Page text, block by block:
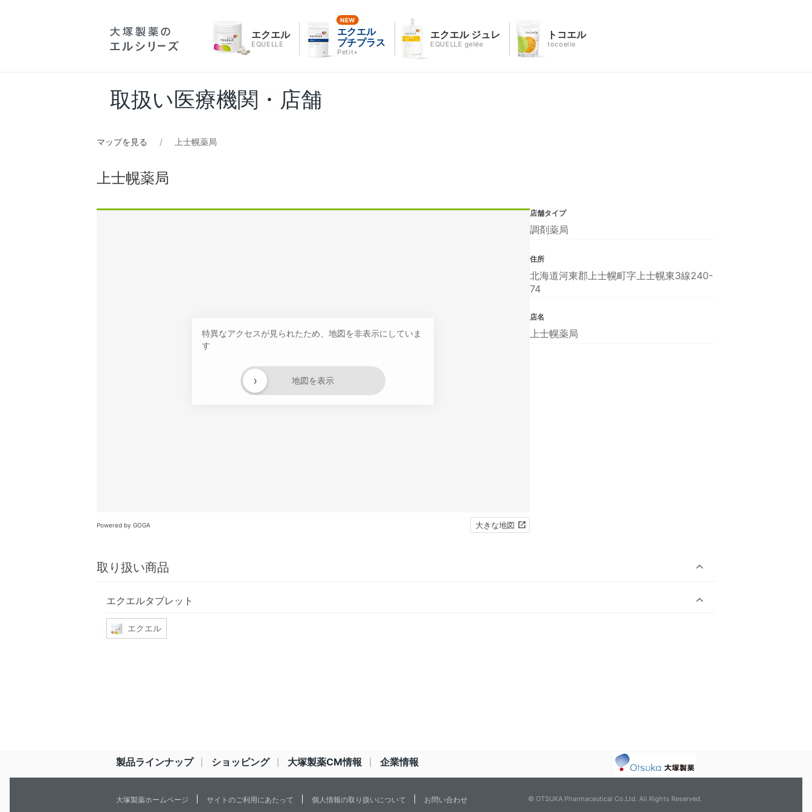
エクエル
EQUELLE
エクエル
プチプラス
Petit+
エクエル ジュレ
EQUELLE gelée
トコエル
tocoelle
取扱い医療機関・店舗
マップを見る 上士幌薬局
上士幌薬局
特異なアクセスが見られたため、地図を非表示にしていま
す
地図を表示
›
Powered by GOGA 大きな地図
取り扱い商品
エクエルタブレット
エクエル
店舗タイプ
調剤薬局
住所
北海道河東郡上士幌町字上士幌東3線240-
74
店名
上士幌薬局
製品ラインナップ ショッピング 大塚製薬CM情報 企業情報
大塚製薬ホームページ サイトのご利用にあたって 個人情報の取り扱いについて お問い合わせ © OTSUKA Pharmaceutical Co.Ltd. All Rights Reserved.